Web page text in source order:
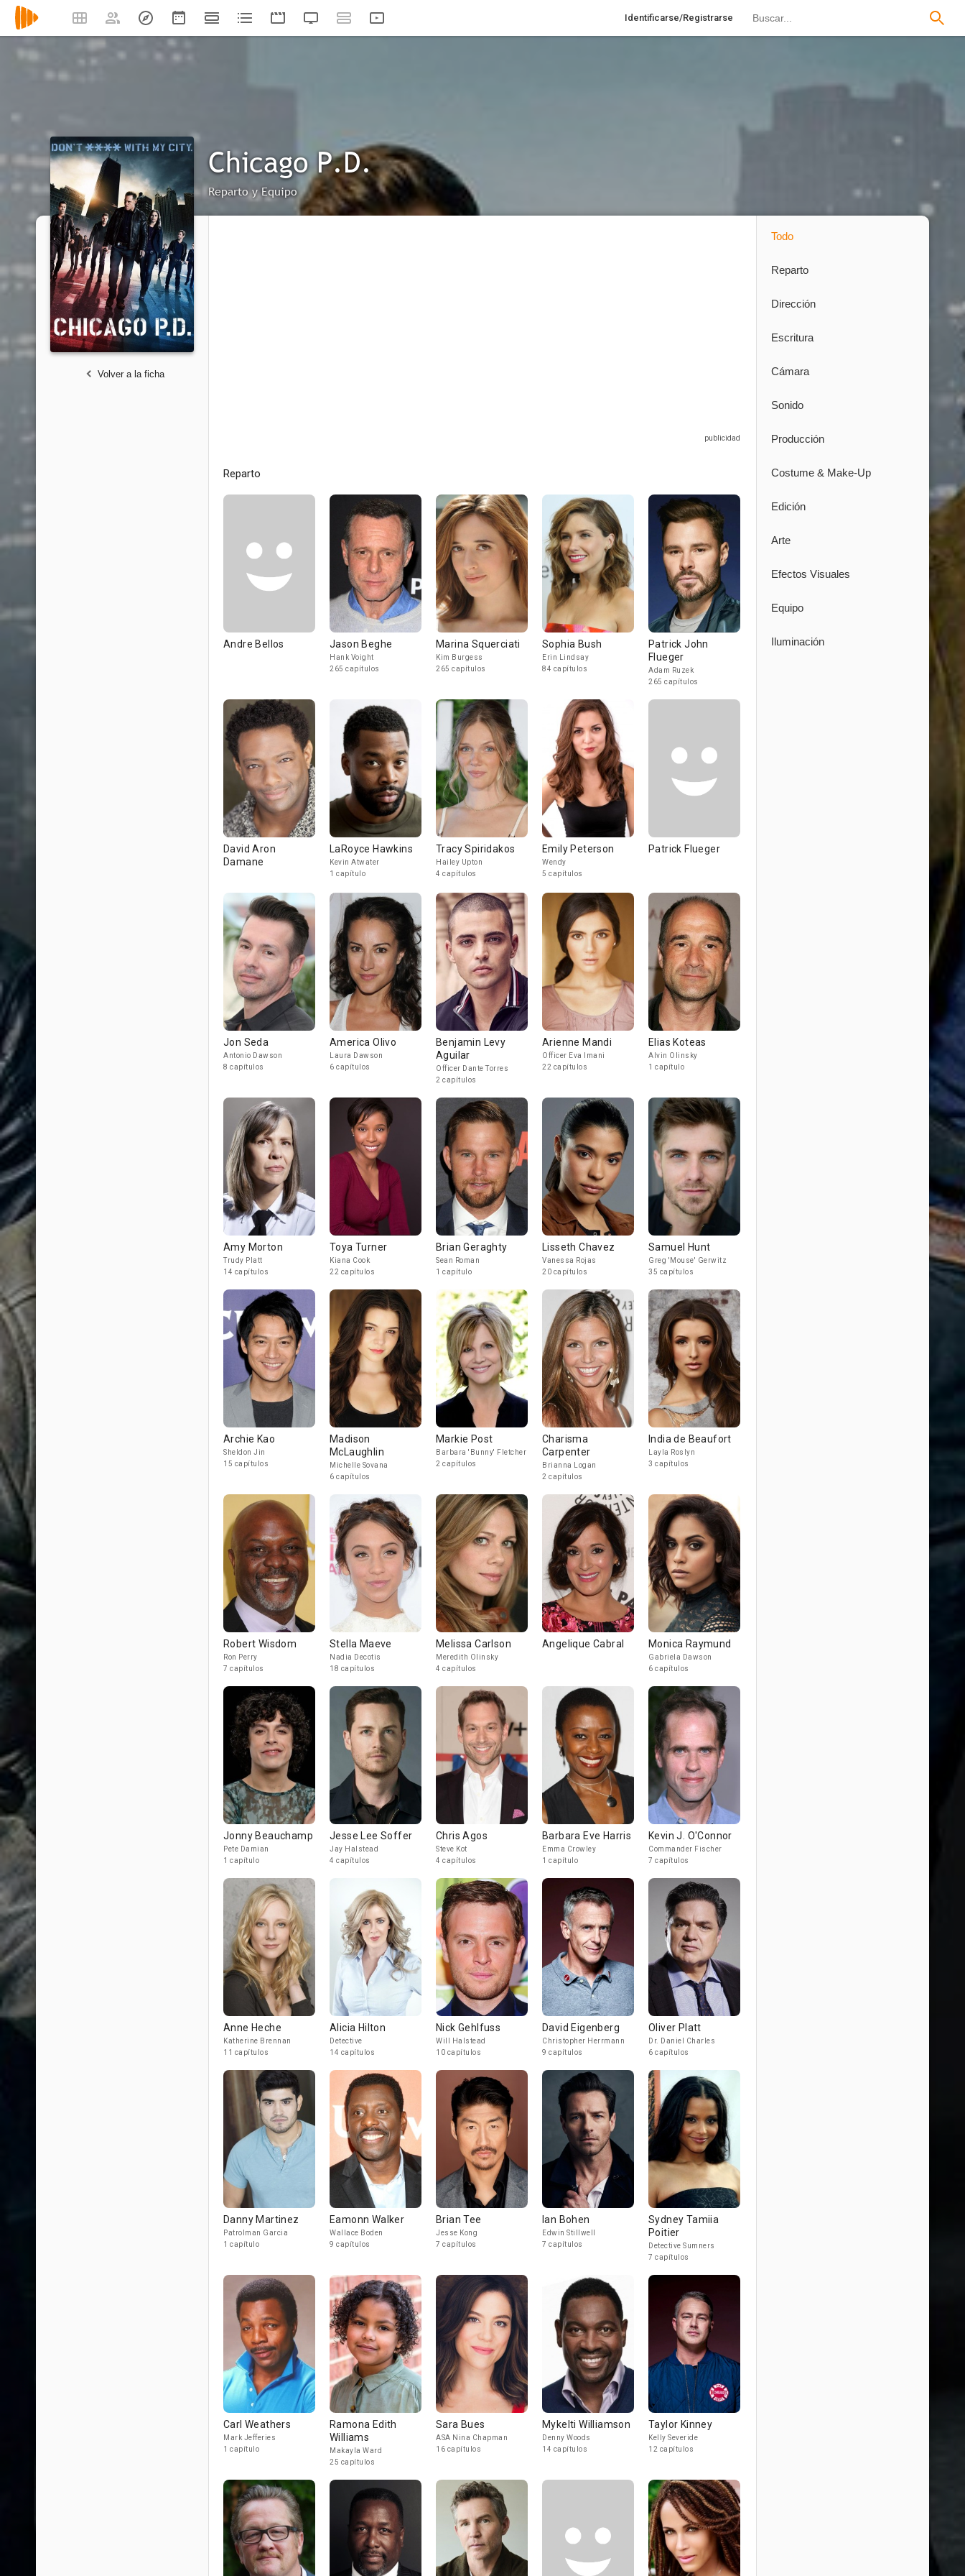
Identificarse/Registrarse
Chicago P.D.
Reparto y Equipo
Volver a la ficha
Reparto
Andre Bellos Jason Beghe
Hank Voight
265 capítulos
Marina Squerciati
Kim Burgess
265 capítulos
Sophia Bush
Erin Lindsay
84 capítulos
Patrick John
Flueger
Adam Ruzek
265 capítulos
David Aron
Damane
LaRoyce Hawkins
Kevin Atwater
1 capítulo
Tracy Spiridakos
Hailey Upton
4 capítulos
Emily Peterson
Wendy
5 capítulos
Patrick Flueger
Jon Seda
Antonio Dawson
8 capítulos
America Olivo
Laura Dawson
6 capítulos
Benjamin Levy
Aguilar
Officer Dante Torres
2 capítulos
Arienne Mandi
Officer Eva Imani
22 capítulos
Elias Koteas
Alvin Olinsky
1 capítulo
Amy Morton
Trudy Platt
14 capítulos
Toya Turner
Kiana Cook
22 capítulos
Brian Geraghty
Sean Roman
1 capítulo
Lisseth Chavez
Vanessa Rojas
20 capítulos
Samuel Hunt
Greg 'Mouse' Gerwitz
35 capítulos
Archie Kao
Sheldon Jin
15 capítulos
Madison
McLaughlin
Michelle Sovana
6 capítulos
Markie Post
Barbara 'Bunny' Fletcher
2 capítulos
Charisma
Carpenter
Brianna Logan
2 capítulos
India de Beaufort
Layla Roslyn
3 capítulos
Robert Wisdom
Ron Perry
7 capítulos
Stella Maeve
Nadia Decotis
18 capítulos
Melissa Carlson
Meredith Olinsky
4 capítulos
Angelique Cabral Monica Raymund
Gabriela Dawson
6 capítulos
Jonny Beauchamp
Pete Damian
1 capítulo
Jesse Lee Soffer
Jay Halstead
4 capítulos
Chris Agos
Steve Kot
4 capítulos
Barbara Eve Harris
Emma Crowley
1 capítulo
Kevin J. O'Connor
Commander Fischer
7 capítulos
Anne Heche
Katherine Brennan
11 capítulos
Alicia Hilton
Detective
14 capítulos
Nick Gehlfuss
Will Halstead
10 capítulos
David Eigenberg
Christopher Herrmann
9 capítulos
Oliver Platt
Dr. Daniel Charles
6 capítulos
Danny Martinez
Patrolman Garcia
1 capítulo
Eamonn Walker
Wallace Boden
9 capítulos
Brian Tee
Jesse Kong
7 capítulos
Ian Bohen
Edwin Stillwell
7 capítulos
Sydney Tamiia
Poitier
Detective Sumners
7 capítulos
Carl Weathers
Mark Jefferies
1 capítulo
Ramona Edith
Williams
Makayla Ward
25 capítulos
Sara Bues
ASA Nina Chapman
16 capítulos
Mykelti Williamson
Denny Woods
14 capítulos
Taylor Kinney
Kelly Severide
12 capítulos
Todo
Reparto
Dirección
Escritura
Cámara
Sonido
Producción
Costume & Make-Up
Edición
Arte
Efectos Visuales
Equipo
Iluminación